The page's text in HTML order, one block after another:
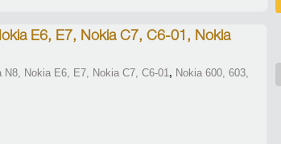
E6, E7, Nokia C7, C6-01, Nokia
N8, Nokia E6, E7, Nokia C7, C6-01, Nokia 600, 603,